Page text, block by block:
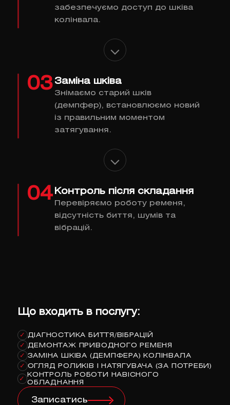
забезпечуємо доступ до шківа
колінвала.
03 Заміна шківа
Знімаємо старий шків
(демпфер), встановлюємо новий
із правильним моментом
затягування.
04 Контроль після складання
Перевіряємо роботу ременя,
відсутність биття, шумів та
вібрацій.
Що входить в послугу:
✓ ДІАГНОСТИКА БИТТЯ/ВІБРАЦІЙ
✓ ДЕМОНТАЖ ПРИВОДНОГО РЕМЕНЯ
✓ ЗАМІНА ШКІВА (ДЕМПФЕРА) КОЛІНВАЛА
✓ ОГЛЯД РОЛИКІВ І НАТЯГУВАЧА (ЗА ПОТРЕБИ)
✓
КОНТРОЛЬ РОБОТИ НАВІСНОГО
ОБЛАДНАННЯ
Записатись